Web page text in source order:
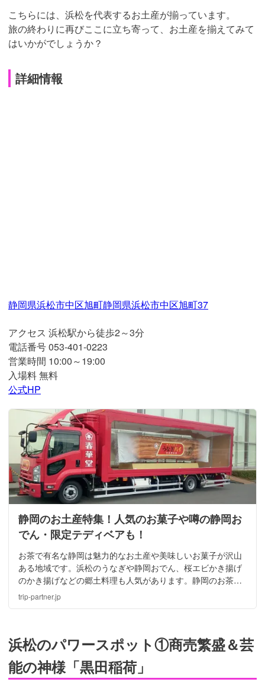
こちらには、浜松を代表するお土産が揃っています。
旅の終わりに再びここに立ち寄って、お土産を揃えてみて
はいかがでしょうか？
詳細情報
静岡県浜松市中区旭町静岡県浜松市中区旭町37
アクセス 浜松駅から徒歩2～3分
電話番号 053-401-0223
営業時間 10:00～19:00
入場料 無料
公式HP
静岡のお土産特集！人気のお菓子や噂の静岡お
でん・限定テディベアも！
お茶で有名な静岡は魅力的なお土産や美味しいお菓子が沢山
ある地域です。浜松のうなぎや静岡おでん、桜エビかき揚げ
のかき揚げなどの郷土料理も人気があります。静岡のお茶は
高品質で有名で、静岡のお茶を使った美味しいスイーツも人
気です。今回は、静岡でも特におすすめのお土産を紹介しま
trip-partner.jp
浜松のパワースポット①商売繁盛＆芸
能の神様「黒田稲荷」